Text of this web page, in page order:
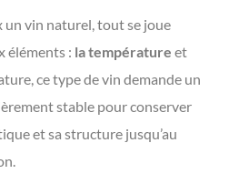
un vin naturel, tout se joue
éléments : la température et
ce type de vin demande un
stable pour conserver
et sa structure jusqu’au